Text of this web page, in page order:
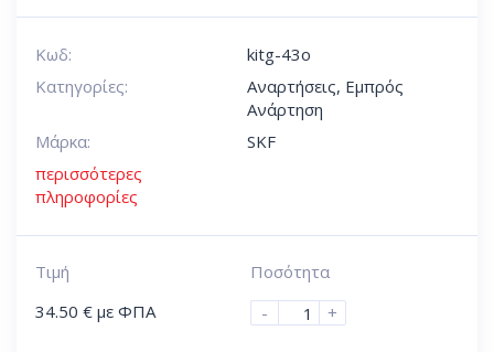
Κωδ:
kitg-43o
Κατηγορίες:
Αναρτήσεις, Εμπρός
Ανάρτηση
Μάρκα:
SKF
περισσότερες
πληροφορίες
Τιμή
34.50 € με ΦΠΑ
Ποσότητα
-
+